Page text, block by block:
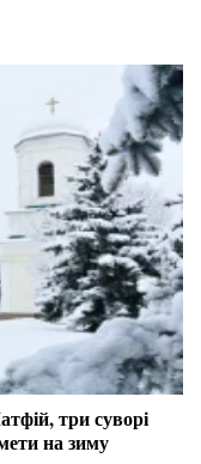
три суворі
на зиму